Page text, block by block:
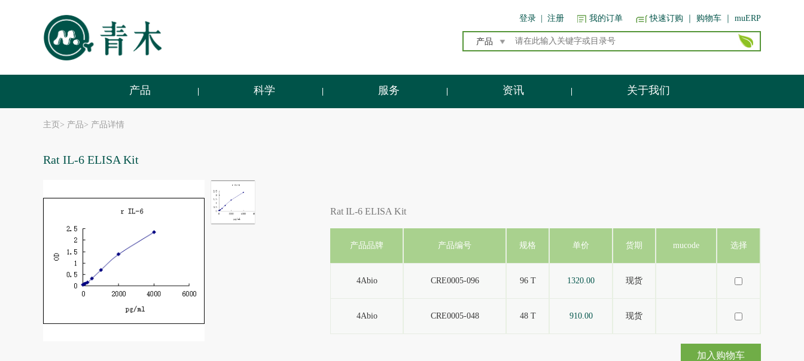
登录 注册 我的订单 快速订购 ｜ 购物车 ｜ muERP
产品
产品 科学 服务 资讯 关于我们
主页 > 产品> 产品详情
Rat IL-6 ELISA Kit
Rat IL-6 ELISA Kit
产品品牌 产品编号 规格 单价 货期 mucode 选择
4Abio CRE0005-096 96 T 1320.00 现货
4Abio CRE0005-048 48 T 910.00 现货
加入购物车